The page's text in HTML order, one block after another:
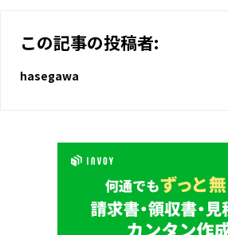
この記事の投稿者:
hasegawa